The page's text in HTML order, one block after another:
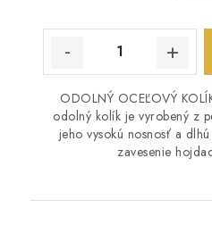
ODOLNÝ OCEĽOVÝ
odolný kolík je vyrobený z
jeho vysokú nosnosť a
zavesenie